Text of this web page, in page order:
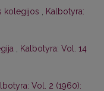
kolegijos
Kalbotyra:
Kalbotyra: Vol. 14
Vol. 2 (1960):